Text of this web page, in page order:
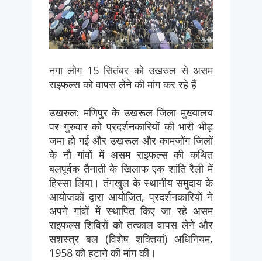
नगा लोग 15 सितंबर को उखरुल से असम
राइफल्स को वापस लेने की मांग कर रहे हैं
उखरुल: मणिपुर के उखरूल जिला मुख्यालय
पर गुरुवार को प्रदर्शनकारियों की भारी भीड़
जमा हो गई और उखरूल और कामजोंग जिलों
के नौ गांवों में असम राइफल्स की कथित
बलपूर्वक तैनाती के खिलाफ एक शांति रैली में
हिस्सा लिया। तंगखुल के स्थानीय समुदाय के
आयोजकों द्वारा आयोजित, प्रदर्शनकारियों ने
अपने गांवों में स्थापित किए जा रहे असम
राइफल्स शिविरों को तत्काल वापस लेने और
सशस्त्र बल (विशेष शक्तियां) अधिनियम,
1958 को हटाने की मांग की।